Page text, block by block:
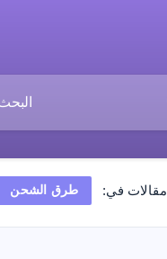
مقالات في: طرق الشحن